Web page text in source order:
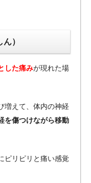
）
した痛みが現れた場
増えて、体内の神経
を傷つけながら移動
ピリピリと痛い感覚